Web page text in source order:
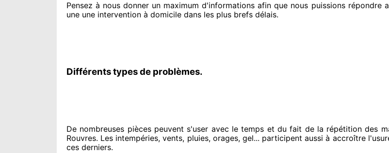
Pensez à nous donner un maximum d'informations afin que nous puissions répondre
une une intervention à domicile dans les plus brefs délais.
Différents types de problèmes.
De nombreuses pièces peuvent s'user avec le temps et du fait de la répétition des
Rouvres. Les intempéries, vents, pluies, orages, gel... participent aussi à accroître
ces derniers.